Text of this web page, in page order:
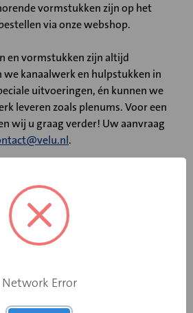
vormstukken zijn op het
via onze webshop.
en vormstukken zijn altijd
kanaalwerk en hulpstukken in
uitvoeringen, én kunnen we
leveren zoals plenums. Voor een
wij u graag verder! Uw aanvraag
.
C
door eigen engineering
volgens Luka
met DW profielen
Network Error